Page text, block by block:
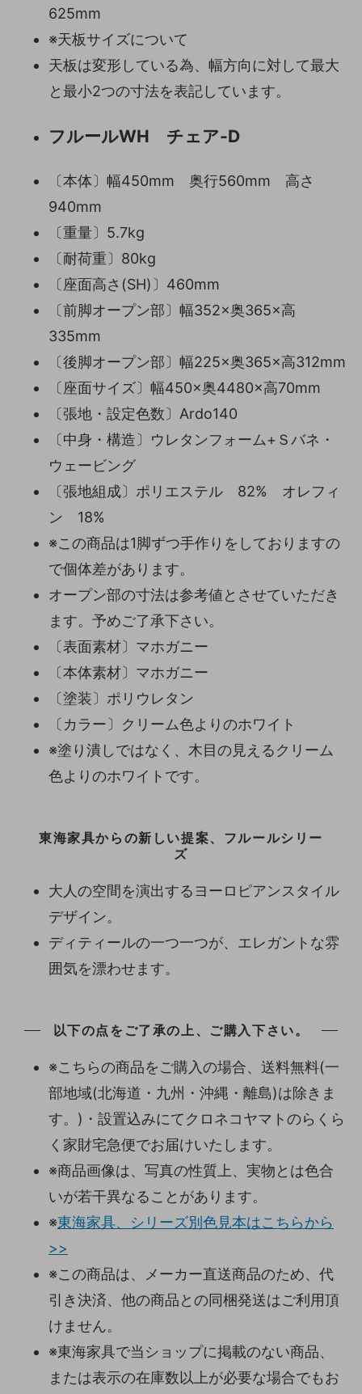
625mm
※天板サイズについて
天板は変形している為、幅方向に対して最大
と最小2つの寸法を表記しています。
フルールWH チェア-D
〔本体〕幅450mm 奥行560mm 高さ
940mm
〔重量〕5.7kg
〔耐荷重〕80kg
〔座面高さ(SH)〕460mm
〔前脚オープン部〕幅352×奥365×高
335mm
〔後脚オープン部〕幅225×奥365×高312mm
〔座面サイズ〕幅450×奥4480×高70mm
〔張地・設定色数〕Ardo140
〔中身・構造〕ウレタンフォーム+Ｓバネ・
ウェービング
〔張地組成〕ポリエステル 82% オレフィ
ン 18%
※この商品は1脚ずつ手作りをしておりますの
で個体差があります。
オープン部の寸法は参考値とさせていただき
ます。予めご了承下さい。
〔表面素材〕マホガニー
〔本体素材〕マホガニー
〔塗装〕ポリウレタン
〔カラー〕クリーム色よりのホワイト
※塗り潰しではなく、木目の見えるクリーム
色よりのホワイトです。
東海家具からの新しい提案、フルールシリー
ズ
大人の空間を演出するヨーロピアンスタイル
デザイン。
ディティールの一つ一つが、エレガントな雰
囲気を漂わせます。
以下の点をご了承の上、ご購入下さい。
※こちらの商品をご購入の場合、送料無料(一
部地域(北海道・九州・沖縄・離島)は除きま
す。)・設置込みにてクロネコヤマトのらくら
く家財宅急便でお届けいたします。
※商品画像は、写真の性質上、実物とは色合
いが若干異なることがあります。
※東海家具、シリーズ別色見本はこちらから
>>
※この商品は、メーカー直送商品のため、代
引き決済、他の商品との同梱発送はご利用頂
けません。
※東海家具で当ショップに掲載のない商品、
または表示の在庫数以上が必要な場合でもお